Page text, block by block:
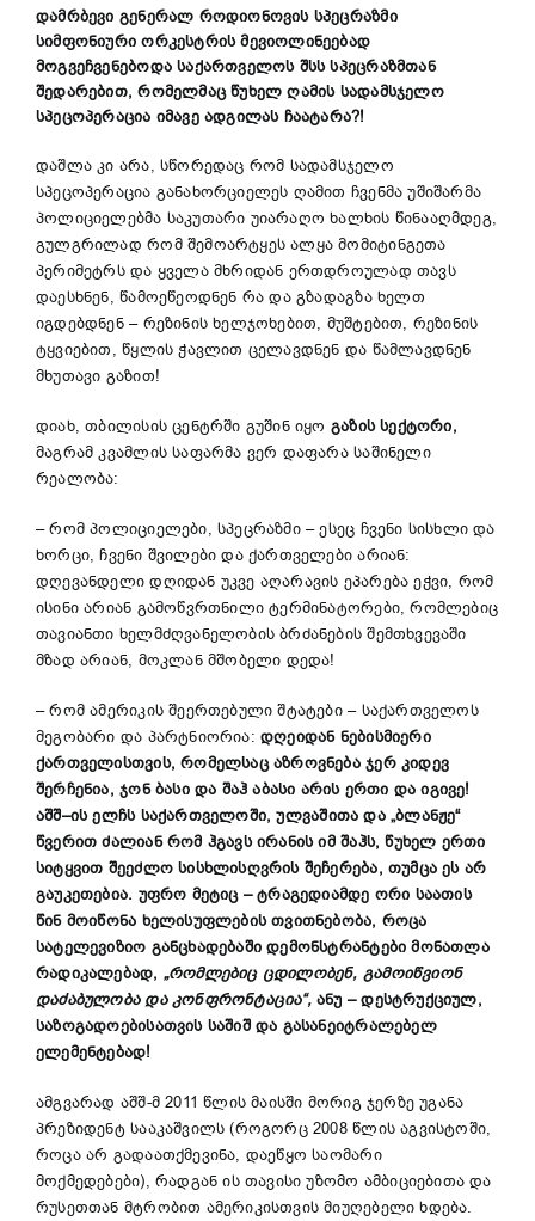
დამრბევი გენერალ როდიონოვის სპეცრაზმი
სიმფონიური ორკესტრის მევიოლინეებად
მოგვეჩვენებოდა საქართველოს შსს სპეცრაზმთან
შედარებით, რომელმაც წუხელ ღამის სადამსჯელო
სპეცოპერაცია იმავე ადგილას ჩაატარა?!
დაშლა კი არა, სწორედაც რომ სადამსჯელო
სპეცოპერაცია განახორციელეს ღამით ჩვენმა უშიშარმა
პოლიციელებმა საკუთარი უიარაღო ხალხის წინააღმდეგ,
გულგრილად რომ შემოარტყეს ალყა მომიტინგეთა
პერიმეტრს და ყველა მხრიდან ერთდროულად თავს
დაესხნენ, წამოეწეოდნენ რა და გზადაგზა ხელთ
იგდებდნენ – რეზინის ხელჯოხებით, მუშტებით, რეზინის
ტყვიებით, წყლის ჭავლით ცელავდნენ და წამლავდნენ
მხუთავი გაზით!
დიახ, თბილისის ცენტრში გუშინ იყო გაზის სექტორი,
მაგრამ კვამლის საფარმა ვერ დაფარა საშინელი
რეალობა:
– რომ პოლიციელები, სპეცრაზმი – ესეც ჩვენი სისხლი და
ხორცი, ჩვენი შვილები და ქართველები არიან:
დღევანდელი დღიდან უკვე აღარავის ეპარება ეჭვი, რომ
ისინი არიან გამოწვრთნილი ტერმინატორები, რომლებიც
თავიანთი ხელმძღვანელობის ბრძანების შემთხვევაში
მზად არიან, მოკლან მშობელი დედა!
– რომ ამერიკის შეერთებული შტატები – საქართველოს
მეგობარი და პარტნიორია: დღეიდან ნებისმიერი
ქართველისთვის, რომელსაც აზროვნება ჯერ კიდევ
შერჩენია, ჯონ ბასი და შაჰ აბასი არის ერთი და იგივე!
აშშ–ის ელჩს საქართველოში, ულვაშითა და „ბლანჟე“
წვერით ძალიან რომ ჰგავს ირანის იმ შაჰს, წუხელ ერთი
სიტყვით შეეძლო სისხლისღვრის შეჩერება, თუმცა ეს არ
გაუკეთებია. უფრო მეტიც – ტრაგედიამდე ორი საათის
წინ მოიწონა ხელისუფლების თვითნებობა, როცა
სატელევიზიო განცხადებაში დემონსტრანტები მონათლა
რადიკალებად, „რომლებიც ცდილობენ, გამოიწვიონ
დაძაბულობა და კონფრონტაცია“,ანუ – დესტრუქციულ,
საზოგადოებისათვის საშიშ და გასანეიტრალებელ
ელემენტებად!
ამგვარად აშშ-მ 2011 წლის მაისში მორიგ ჯერზე უგანა
პრეზიდენტ სააკაშვილს (როგორც 2008 წლის აგვისტოში,
როცა არ გადაათქმევინა, დაეწყო საომარი
მოქმედებები), რადგან ის თავისი უზომო ამბიციებითა და
რუსეთთან მტრობით ამერიკისთვის მიუღებელი ხდება.